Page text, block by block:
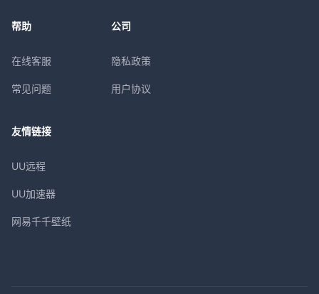
帮助
在线客服
常见问题
公司
隐私政策
用户协议
友情链接
UU远程
UU加速器
网易千千壁纸